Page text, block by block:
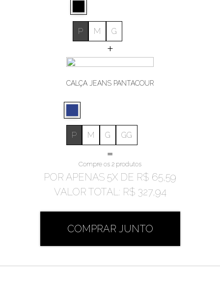
P M G
+
CALÇA JEANS PANTACOUR
P M G GG
=
Compre os 2 produtos
POR APENAS 5X DE R$ 65,59
VALOR TOTAL: R$ 327,94
COMPRAR JUNTO